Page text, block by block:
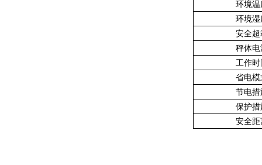
环境温
环境湿
安全超
秤体电
工作时
省电模
节电措
保护措
安全距